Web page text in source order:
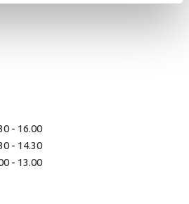
- 16.00
- 14.30
- 13.00